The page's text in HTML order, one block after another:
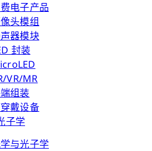
电子产品
头模组
器模块
封装
VR/MR
组装
戴设备
子学
与光子学